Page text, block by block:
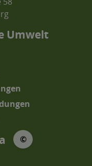
Umwelt
© © Social Media